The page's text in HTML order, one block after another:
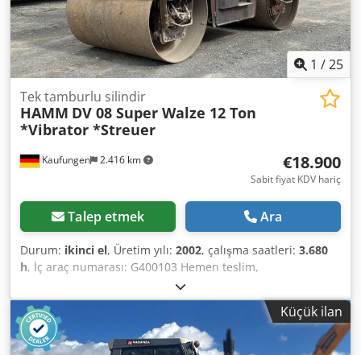
1 /25
Kaufungen 2.416 km
Tek tamburlu silindir
HAMM DV 08 Super Walze 12 Ton
*Vibrator *Streuer
€18.900
Sabit fiyat KDV hariç
Talep etmek Ara
Durum: ikinci el, Üretim yılı: 2002, çalışma saatleri: 3.680
h, İç araç numarası: G400103 Hemen teslim,
Kaufungen’daki tesisimizde mevcuttur Daha fazla bilgi için:
* Golec Nutzfahrzeuge GmbH (Almanca, İngilizce,
Bulgarca, Rusça) * Viktoria Sologubova (Lehçe, Rusça,
Ukraynaca, İngilizce) HAMM Titreşimli ve Osilasyonlu
Tandem Silindir TİP DV 08V Super CE işaretli ve uygunluk
Küçük ilan